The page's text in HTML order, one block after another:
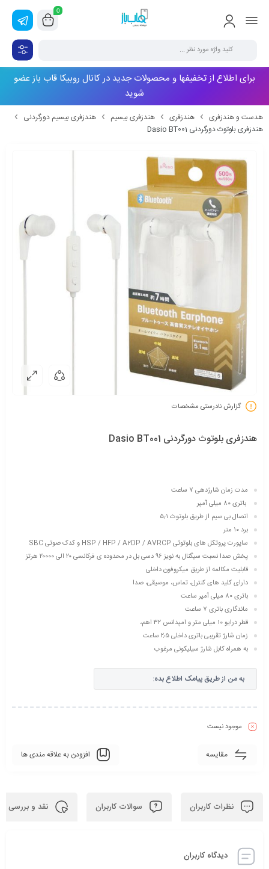
0
برای اطلاع از تخفیفها و محصولات جدید در کانال روبیکا قاب باز عضو
شوید
هدست و هندزفری هندزفری هندزفری بیسیم
هندزفری بیسیم دورگردنی
هندزفری بلوتوث دورگردنی Dasio BT001
گزارش نادرستی مشخصات
هندزفری بلوتوث دورگردنی Dasio BT001
مدت زمان شارژدهی ۷ ساعت
باتری ۸۰ میلی آمپر
اتصال بی سیم از طریق بلوتوث ۵٫۱
برد ۱۰ متر
ساپورت پروتکل های بلوتوثی HSP / HFP / A2DP / AVRCP و کدک صوتی SBC
پخش صدا نسبت سیگنال به نویز ۹۶ دسی بل در محدوده ی فرکانسی ۲۰ الی ۲۰۰۰۰ هرتز
قابلیت مکالمه از طریق میکروفون داخلی
دارای کلید های کنترل، تماس، موسیقی، صدا
باتری ۸۰ میلی آمپر ساعت
ماندگاری باتری ۷ ساعت
قطر درایو ۱۰ میلی متر و امپدانس ۳۲ اهم،
زمان شارژ تقریبی باتری داخلی ۲٫۵ ساعت
به همراه کابل شارژ سیلیکونی مرغوب
به من از طریق پیامک اطلاع بده:
موجود نیست
مقایسه افزودن به علاقه مندی ها
نظرات کاربران سوالات کاربران نقد و بررسی
دیدگاه کاربران